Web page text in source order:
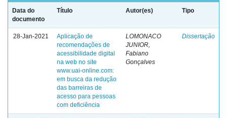
Data do
documento
Título Autor(es) Tipo
28-Jan-2021
Aplicação de
recomendações de
acessibilidade digital
na web no site
www.uai-online.com:
em busca da redução
das barreiras de
acesso para pessoas
com deficiência
LOMONACO
JUNIOR,
Fabiano
Gonçalves
Dissertação